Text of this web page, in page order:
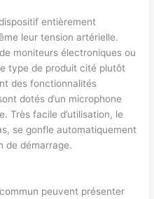
entièrement
leur tension artérielle.
moniteurs électroniques ou
type de produit cité plutôt
des fonctionnalités
dotés d’un microphone
Très facile d’utilisation, le
se gonfle automatiquement
de démarrage.
peuvent présenter